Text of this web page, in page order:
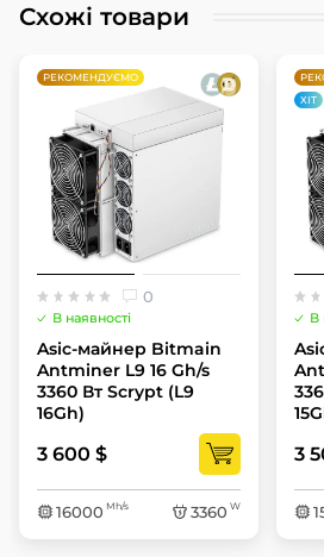
Схожі товари
РЕКОМЕНДУЄМО
0
В наявності
Asic-майнер Bitmain
Antminer L9 16 Gh/s
3360 Вт Scrypt (L9
16Gh)
3 600 $
16000 Mh/s 3360 W
ХІТ
В
3